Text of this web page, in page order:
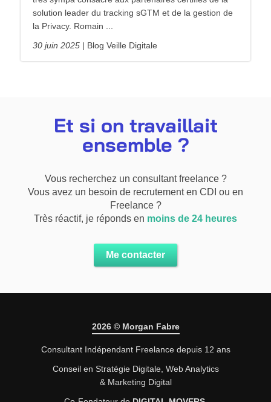
solution leader du tracking sGTM et de la gestion de
la Privacy. Romain ...
30 juin 2025
Blog Veille Digitale
Et si on travaillait
ensemble ?
Vous recherchez un consultant freelance ?
Vous avez un besoin de recrutement en CDI ou en
Freelance ?
Très réactif, je réponds en moins de 24 heures
Me contacter
2026 © Morgan Fabre
Consultant Indépendant Freelance depuis 12 ans
Conseil en Stratégie Digitale, Web Analytics
& Marketing Digital